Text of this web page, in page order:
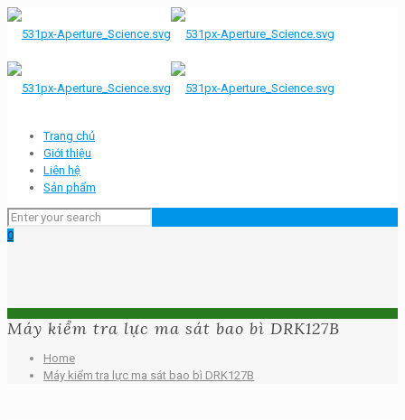
Trang chủ
Giới thiệu
Liên hệ
Sản phẩm
0
Máy kiểm tra lực ma sát bao bì DRK127B
Home
Máy kiểm tra lực ma sát bao bì DRK127B